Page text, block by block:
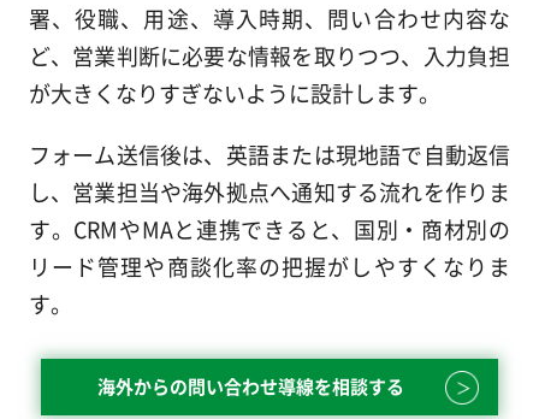
署、役職、用途、導入時期、問い合わせ内容な
ど、営業判断に必要な情報を取りつつ、入力負担
が大きくなりすぎないように設計します。
フォーム送信後は、英語または現地語で自動返信
し、営業担当や海外拠点へ通知する流れを作りま
す。CRMやMAと連携できると、国別・商材別の
リード管理や商談化率の把握がしやすくなりま
す。
海外からの問い合わせ導線を相談する